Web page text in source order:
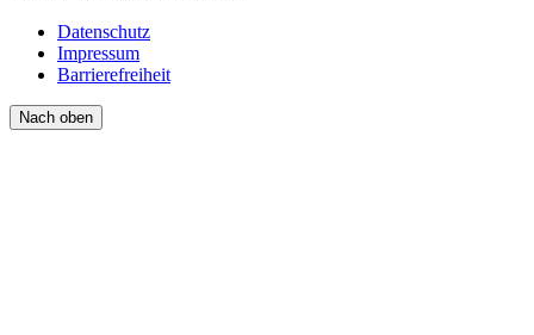
Datenschutz
Impressum
Barrierefreiheit
Nach oben